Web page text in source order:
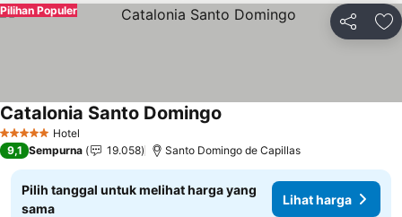
Bagikan
Pilihan Populer
5 Bintang Hotel
Catalonia Santo Domingo
9,1 Sempurna 19.058 Santo Domingo de Capillas
Pilih tanggal untuk melihat harga yang
sama
Lihat harga